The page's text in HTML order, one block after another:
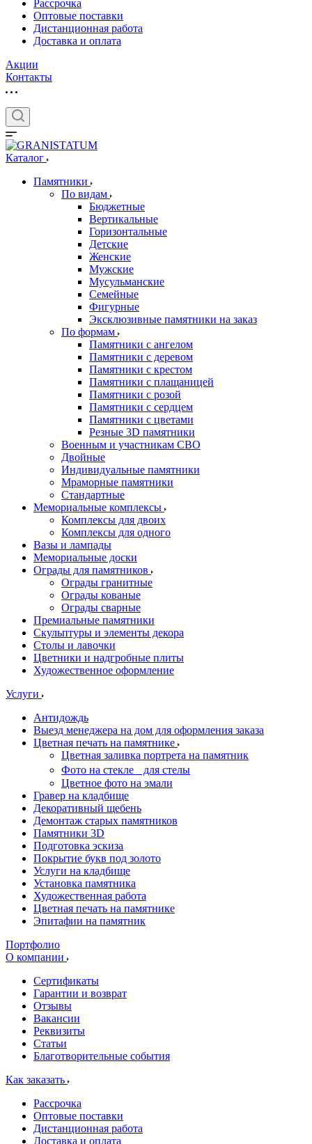
Рассрочка
Оптовые поставки
Дистанционная работа
Доставка и оплата
Акции
Контакты
Каталог
Памятники
По видам
Бюджетные
Вертикальные
Горизонтальные
Детские
Женские
Мужские
Мусульманские
Семейные
Фигурные
Эксклюзивные памятники на заказ
По формам
Памятники с ангелом
Памятники с деревом
Памятники с крестом
Памятники с плащаницей
Памятники с розой
Памятники с сердцем
Памятники с цветами
Резные 3D памятники
Военным и участникам СВО
Двойные
Индивидуальные памятники
Мраморные памятники
Стандартные
Мемориальные комплексы
Комплексы для двоих
Комплексы для одного
Вазы и лампады
Мемориальные доски
Ограды для памятников
Ограды гранитные
Ограды кованые
Ограды сварные
Премиальные памятники
Скульптуры и элементы декора
Столы и лавочки
Цветники и надгробные плиты
Художественное оформление
Услуги
Антидождь
Выезд менеджера на дом для оформления заказа
Цветная печать на памятнике
Цветная заливка портрета на памятник
Фото на стекле для стелы
Цветное фото на эмали
Гравер на кладбище
Декоративный щебень
Демонтаж старых памятников
Памятники 3D
Подготовка эскиза
Покрытие букв под золото
Услуги на кладбище
Установка памятника
Художественная работа
Цветная печать на памятнике
Эпитафии на памятник
Портфолио
О компании
Сертификаты
Гарантии и возврат
Отзывы
Вакансии
Реквизиты
Статьи
Благотворительные события
Как заказать
Рассрочка
Оптовые поставки
Дистанционная работа
Доставка и оплата